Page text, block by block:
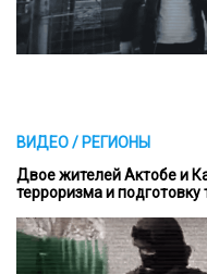
ВИДЕО / РЕГИОНЫ
Двое жителей Актобе и
терроризма и подготовку